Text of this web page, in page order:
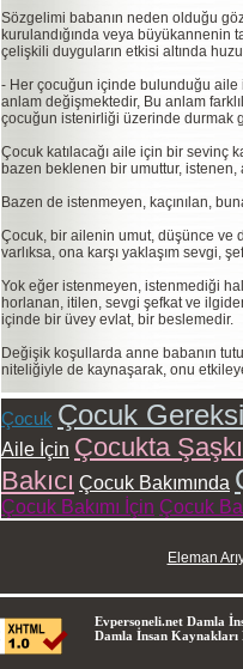
Sözgelimi babanın neden olduğu
kurulandığında veya büyükannenin
çelişkili duyguların etkisi altında
- Her çocuğun içinde bulunduğu aile
anlam değişmektedir, Bu anlam
çocuğun istenirliği üzerinde durmak
Çocuk katılacağı aile için bir sevinç
bazen beklenen bir umuttur, istenen,
Bazen de istenmeyen, kaçınılan,
Çocuk, bir ailenin umut, düşünce ve
varlıksa, ona karşı yaklaşım sevgi,
Yok eğer istenmeyen, istenmediği
horlanan, itilen, sevgi şefkat ve
içinde bir üvey evlat, bir beslemedir.
Değişik koşullarda anne babanın
niteliğiyle de kaynaşarak, onu
Çocuk Çocuk
Aile İçin Çocukta
Bakıcı Çocuk Bakımında
Çocuk Bakımı İçin Çocuk
Eleman
Evpersoneli.net Damla
Damla İnsan Kaynakları